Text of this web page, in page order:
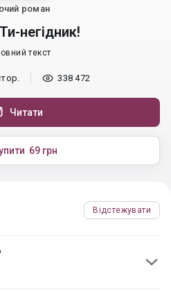
роман
негідник!
текст
338 472
Читати
69 грн
Відстежувати